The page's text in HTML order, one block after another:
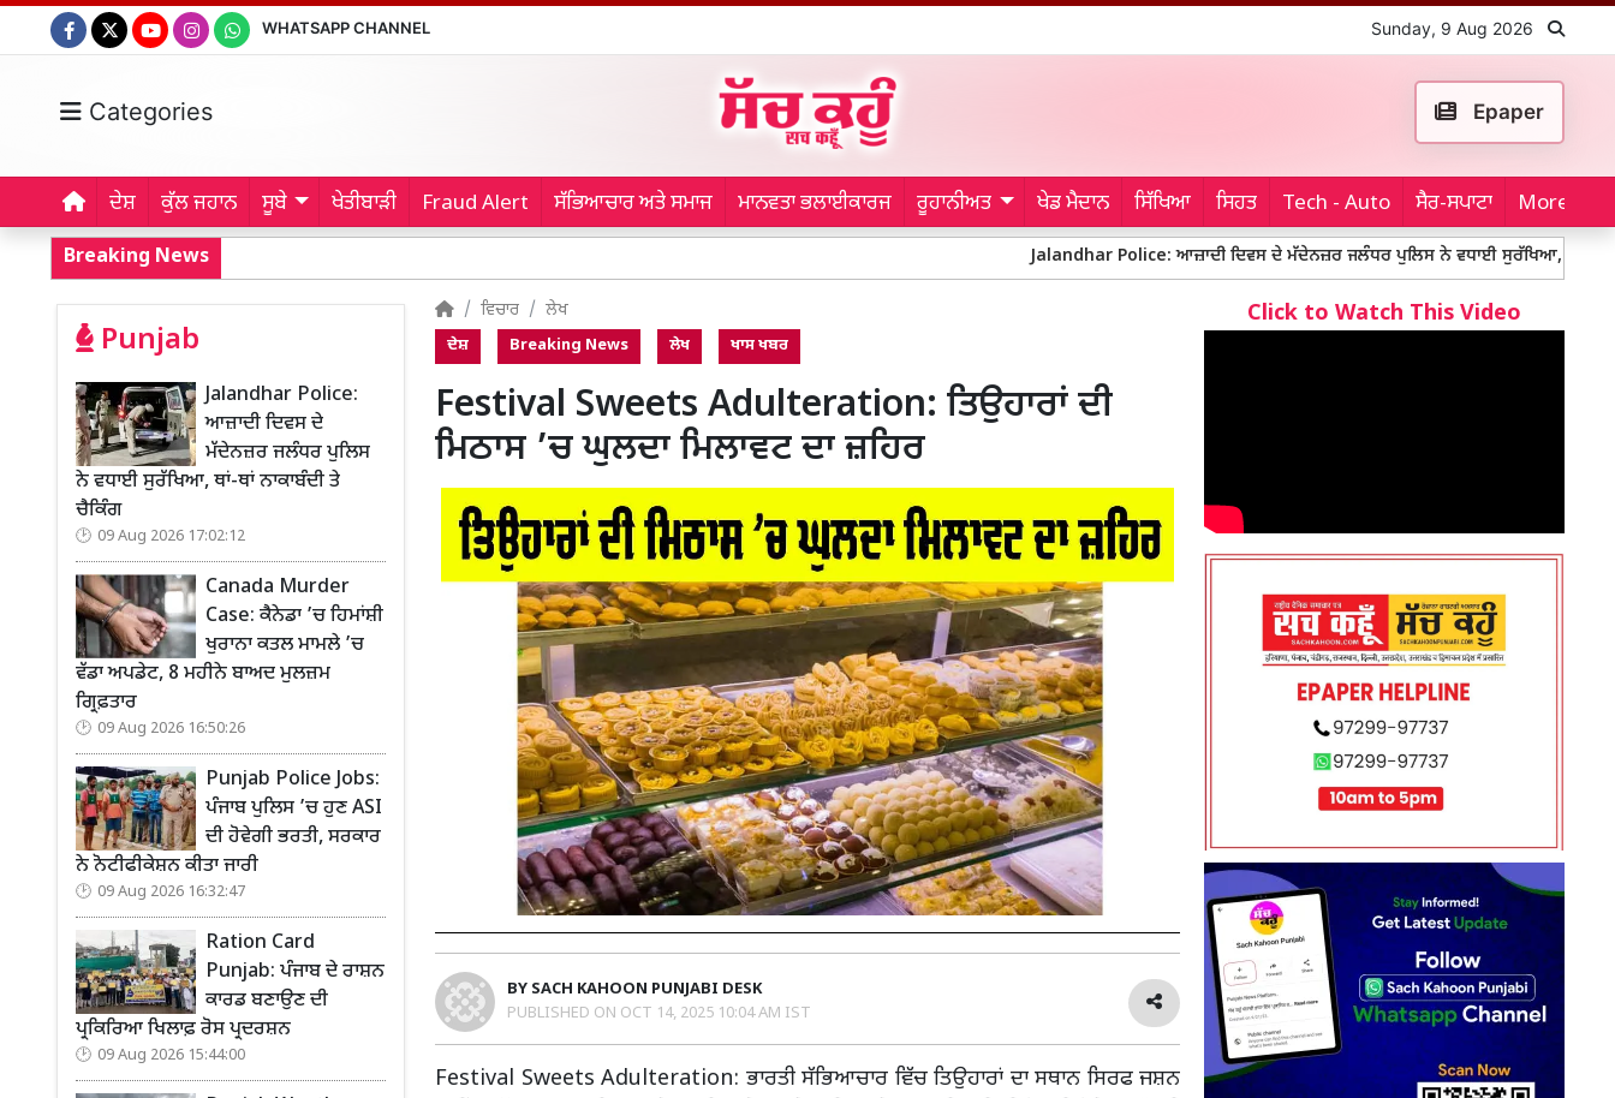
WHATSAPP CHANNEL Sunday, 9 Aug 2026
Categories Epaper
ਦੇਸ਼ ਕੁੱਲ ਜਹਾਨ ਸੂਬੇ ਖੇਤੀਬਾੜੀ Fraud Alert ਸੱਭਿਆਚਾਰ ਅਤੇ ਸਮਾਜ ਮਾਨਵਤਾ ਭਲਾਈਕਾਰਜ ਰੂਹਾਨੀਅਤ ਖੇਡ ਮੈਦਾਨ ਸਿੱਖਿਆ ਸਿਹਤ Tech - Auto ਸੈਰ-ਸਪਾਟਾ More...
Breaking News Jalandhar Police: ਆਜ਼ਾਦੀ ਦਿਵਸ ਦੇ ਮੱਦੇਨਜ਼ਰ ਜਲੰਧਰ ਪੁਲਿਸ ਨੇ ਵਧਾਈ ਸੁਰੱਖਿਆ, ਥਾਂ-ਥਾਂ ਨਾਕਾਬੰਦੀ ਤੇ
Punjab
Jalandhar Police:
ਆਜ਼ਾਦੀ ਦਿਵਸ ਦੇ
ਮੱਦੇਨਜ਼ਰ ਜਲੰਧਰ ਪੁਲਿਸ
ਨੇ ਵਧਾਈ ਸੁਰੱਖਿਆ, ਥਾਂ-ਥਾਂ ਨਾਕਾਬੰਦੀ ਤੇ
ਚੈਕਿੰਗ
09 Aug 2026 17:02:12
Canada Murder
Case: ਕੈਨੇਡਾ ’ਚ ਹਿਮਾਂਸ਼ੀ
ਖੁਰਾਨਾ ਕਤਲ ਮਾਮਲੇ ’ਚ
ਵੱਡਾ ਅਪਡੇਟ, 8 ਮਹੀਨੇ ਬਾਅਦ ਮੁਲਜ਼ਮ
ਗ੍ਰਿਫ਼ਤਾਰ
09 Aug 2026 16:50:26
Punjab Police Jobs:
ਪੰਜਾਬ ਪੁਲਿਸ ’ਚ ਹੁਣ ASI
ਦੀ ਹੋਵੇਗੀ ਭਰਤੀ, ਸਰਕਾਰ
ਨੇ ਨੋਟੀਫੀਕੇਸ਼ਨ ਕੀਤਾ ਜਾਰੀ
09 Aug 2026 16:32:47
Ration Card
Punjab: ਪੰਜਾਬ ਦੇ ਰਾਸ਼ਨ
ਕਾਰਡ ਬਣਾਉਣ ਦੀ
ਪ੍ਰਕਿਰਿਆ ਖਿਲਾਫ਼ ਰੋਸ ਪ੍ਰਦਰਸ਼ਨ
09 Aug 2026 15:44:00
ਵਿਚਾਰ ਲੇਖ
ਦੇਸ਼ Breaking News ਲੇਖ ਖਾਸ ਖਬਰ
Festival Sweets Adulteration: ਤਿਉਹਾਰਾਂ ਦੀ
ਮਿਠਾਸ ’ਚ ਘੁਲਦਾ ਮਿਲਾਵਟ ਦਾ ਜ਼ਹਿਰ
BY SACH KAHOON PUNJABI DESK
PUBLISHED ON OCT 14, 2025 10:04 AM IST
Festival Sweets Adulteration: ਭਾਰਤੀ ਸੱਭਿਆਚਾਰ ਵਿੱਚ ਤਿਉਹਾਰਾਂ ਦਾ ਸਥਾਨ ਸਿਰਫ ਜਸ਼ਨ
Click to Watch This Video